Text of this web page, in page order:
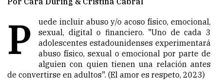
P
uede incluir abuso y/o acoso físico, emocional,
sexual, digital o financiero. "Uno de cada 3
adolescentes estadounidenses experimentará
abuso físico, sexual o emocional por parte de
alguien con quien tienen una relación antes
de convertirse en adultos". (El amor es respeto, 2023)